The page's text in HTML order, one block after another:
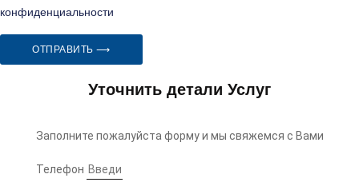
конфиденциальности
ОТПРАВИТЬ ⟶
Уточнить детали Услуг
Заполните пожалуйста форму и мы свяжемся с Вами
Телефон